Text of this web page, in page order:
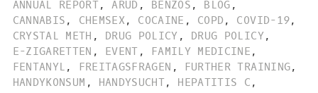
ANNUAL REPORT, ARUD , BENZOS , BLOG ,
CANNABIS , CHEMSEX , COCAINE , COPD , COVID-19,
CRYSTAL METH , DRUG POLICY , DRUG POLICY,
E-ZIGARETTEN , EVENT , FAMILY MEDICINE ,
FENTANYL , FREITAGSFRAGEN , FURTHER TRAINING,
HANDYKONSUM , HANDYSUCHT, HEPATITIS C ,